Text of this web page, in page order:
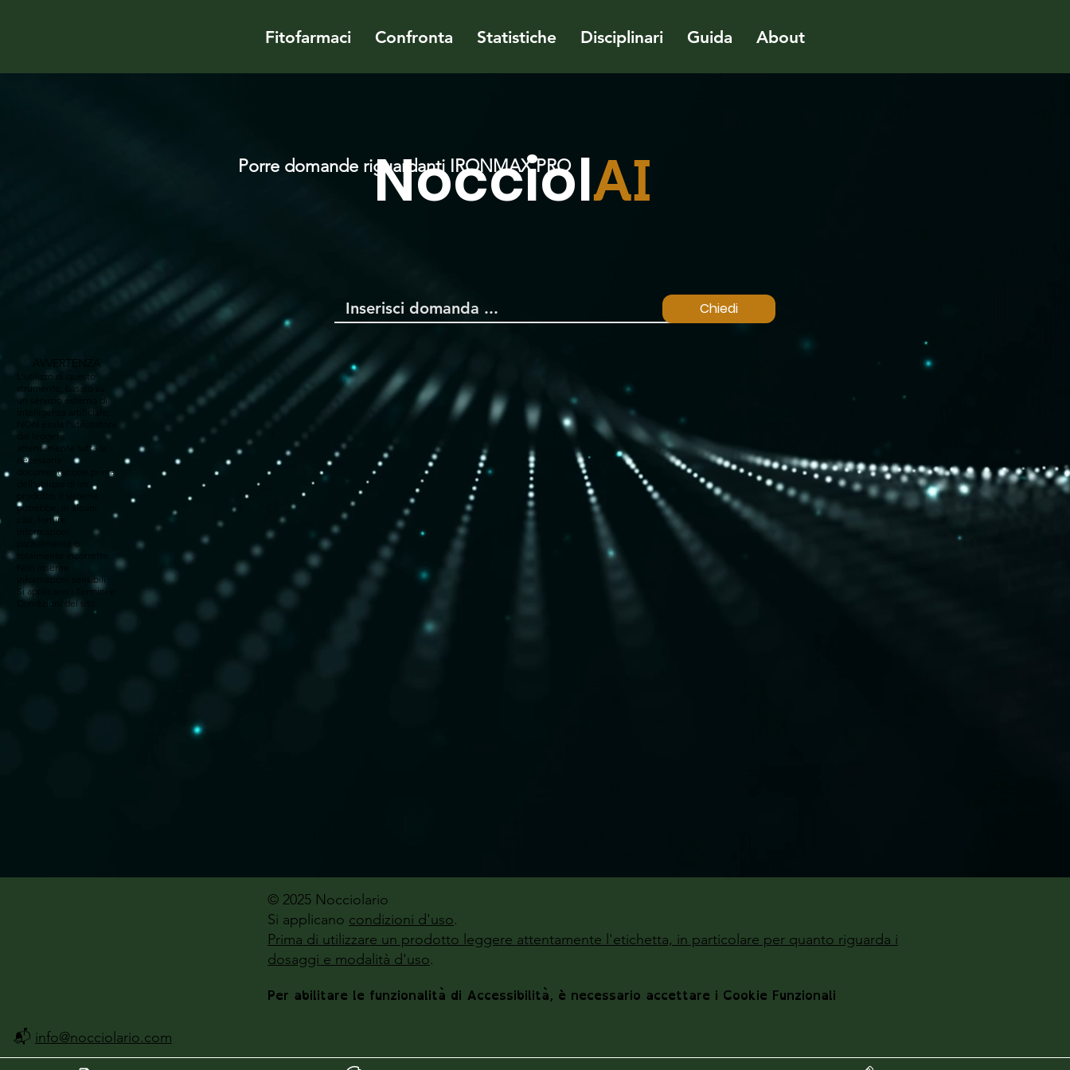
Fitofarmaci Confronta Statistiche Disciplinari Guida About
Chiedi
NocciolAI
Porre domande riguardanti IRONMAX PRO
AVVERTENZA
L'utilizzo di questo
strumento, basato su
un servizio esterno di
intelligenza artificiale,
NON esula l'utilizzatore
dal leggere
attentamente tutta la
necessaria
documentazione prima
dell'utilizzo di un
potrebbe, in alcuni
casi, fornire
informazioni
parzialmente o
totalmente incorrette.
Non inserire
informazioni sensibili.
Si applicano i Termini e
Condizioni del sito.
© 2025 Nocciolario
Si applicano condizioni d'uso.
Prima di utilizzare un prodotto leggere attentamente l'etichetta, in particolare per quanto riguarda i
dosaggi e modalità d'uso.
Per abilitare le funzionalità di Accessibilità, è necessario accettare i Cookie Funzionali
📬 info@nocciolario.com